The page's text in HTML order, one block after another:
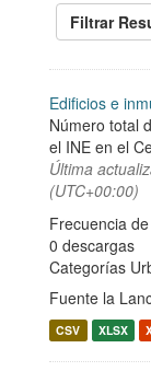
Filtrar
Edificios e
Número total
el INE en el
Última
(UTC+00:00)
Frecuencia
0 descargas
Categorías
Fuente la
CSV XLSX